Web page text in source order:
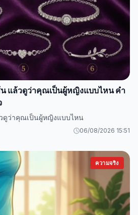
น แล้วดูว่าคุณเป็นผู้หญิงแบบไหน คำ
ดูว่าคุณเป็นผู้หญิงแบบไหน
06/08/2026 15:51
ความจริง